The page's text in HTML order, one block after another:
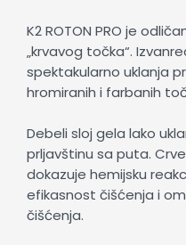
K2 ROTON PRO je
„krvavog točka“.
spektakularno uklanja
hromiranih i farbanih
Debeli sloj gela lako
prljavštinu sa puta.
dokazuje hemijsku
efikasnost čišćenja i
čišćenja.